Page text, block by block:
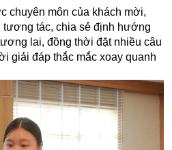
chuyên môn của khách mời,
tương tác, chia sẻ định hướng
lai, đồng thời đặt nhiều câu
giải đáp thắc mắc xoay quanh